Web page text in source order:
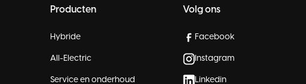
Producten
Hybride
All-Electric
Service en onderhoud
Volg ons
Facebook
Instagram
Linkedin